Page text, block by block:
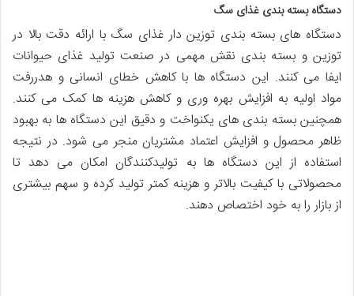
دستگاه بسته بندی غذای سگ
دستگاه های بسته بندی توزین دار غذای سگ با ارائه دقت بالا در
توزین و بسته بندی نقش مهمی در صنعت تولید غذای حیوانات
ایفا می کنند. این دستگاه ها با کاهش خطای انسانی و هدررفت
مواد اولیه به افزایش بهره وری و کاهش هزینه ها کمک می کنند.
همچنین بسته بندی های یکنواخت و دقیق این دستگاه ها به بهبود
ظاهر محصول و افزایش اعتماد مشتریان منجر می شود. در نتیجه
استفاده از این دستگاه ها به تولیدکنندگان امکان می دهد تا
محصولاتی با کیفیت بالاتر و هزینه کمتر تولید کرده و سهم بیشتری
از بازار را به خود اختصاص دهند.